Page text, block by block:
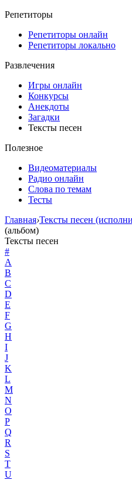
Репетиторы
Репетиторы онлайн
Репетиторы локально
Развлечения
Игры онлайн
Конкурсы
Анекдоты
Загадки
Тексты песен
Полезное
Видеоматериалы
Радио онлайн
Слова по темам
Тесты
Главная›Тексты песен
(альбом)
Тексты песен
#
A
B
C
D
E
F
G
H
I
J
K
L
M
N
O
P
Q
R
S
T
U